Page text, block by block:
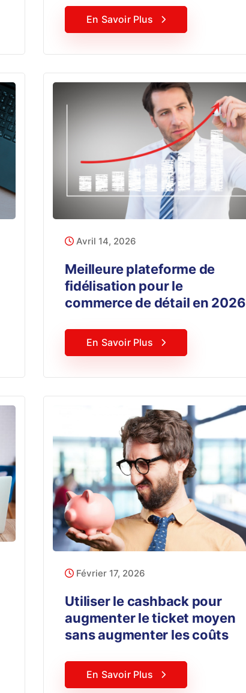
En Savoir Plus
Avril 14, 2026
Meilleure plateforme de
fidélisation pour le
commerce de détail en 2026
En Savoir Plus
Février 17, 2026
Utiliser le cashback pour
augmenter le ticket moyen
sans augmenter les coûts
En Savoir Plus